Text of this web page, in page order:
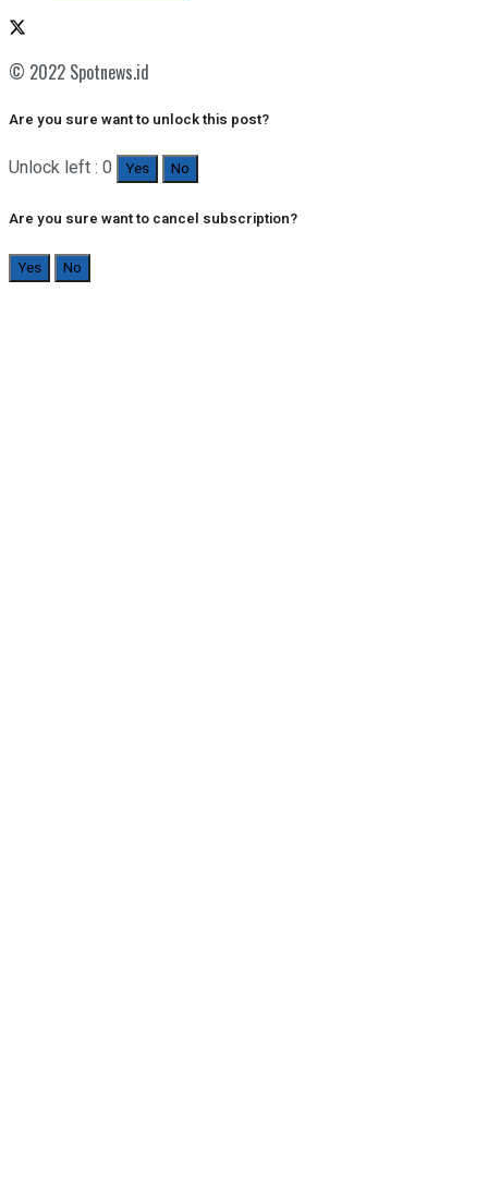
© 2022 Spotnews.id
Are you sure want to unlock this post?
Unlock left : 0 Yes No
Are you sure want to cancel subscription?
Yes No